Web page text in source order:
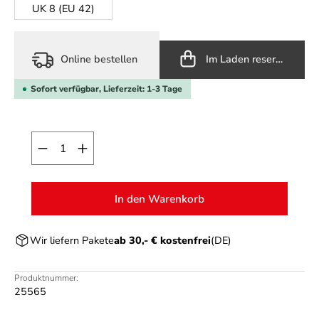
UK 8 (EU 42)
Online bestellen Im Laden reservieren
Sofort verfügbar, Lieferzeit: 1-3 Tage
Produkt Anzahl: Gib den gewünschten Wert
In den Warenkorb
Wir liefern Paketeab 30,- € kostenfrei(DE)
Produktnummer:
25565